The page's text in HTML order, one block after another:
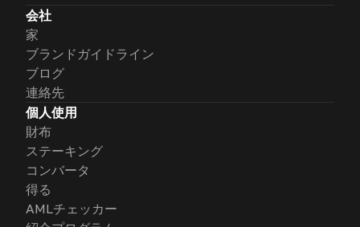
会社
家
ブランドガイドライン
ブログ
連絡先
個人使用
財布
ステーキング
コンバータ
得る
AMLチェッカー